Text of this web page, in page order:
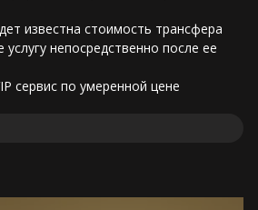
известна стоимость трансфера
непосредственно после ее
сервис по умеренной цене